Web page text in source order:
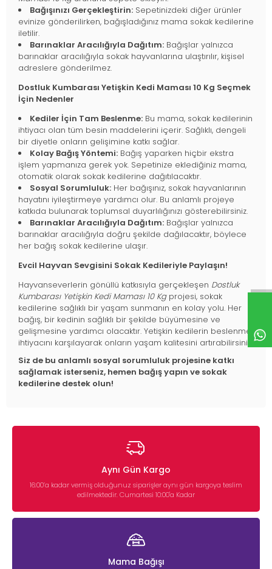
Bağışınızı Gerçekleştirin: Sepetinizdeki diğer ürünler
evinize gönderilirken, bağışladığınız mama sokak kedilerine
iletilir.
Barınaklar Aracılığıyla Dağıtım: Bağışlar yalnızca
barınaklar aracılığıyla sokak hayvanlarına ulaştırılır, kişisel
adreslere gönderilmez.
Dostluk Kumbarası Yetişkin Kedi Maması 10 Kg Seçmek
İçin Nedenler
Kediler İçin Tam Beslenme: Bu mama, sokak kedilerinin
ihtiyacı olan tüm besin maddelerini içerir. Sağlıklı, dengeli
bir diyetle onların gelişimine katkı sağlar.
Kolay Bağış Yöntemi: Bağış yaparken hiçbir ekstra
işlem yapmanıza gerek yok. Sepetinize eklediğiniz mama,
otomatik olarak sokak kedilerine dağıtılacaktır.
Sosyal Sorumluluk: Her bağışınız, sokak hayvanlarının
hayatını iyileştirmeye yardımcı olur. Bu anlamlı projeye
katkıda bulunarak toplumsal duyarlılığınızı gösterebilirsiniz.
Barınaklar Aracılığıyla Dağıtım: Bağışlar yalnızca
barınaklar aracılığıyla doğru şekilde dağılacaktır, böylece
her bağış sokak kedilerine ulaşır.
Evcil Hayvan Sevgisini Sokak Kedileriyle Paylaşın!
Hayvanseverlerin gönüllü katkısıyla gerçekleşen Dostluk
Kumbarası Yetişkin Kedi Maması 10 Kgprojesi, sokak
kedilerine sağlıklı bir yaşam sunmanın en kolay yolu. Her
bağış, bir kedinin sağlıklı bir şekilde büyümesine ve
gelişmesine yardımcı olacaktır. Yetişkin kedilerin beslenme
ihtiyacını karşılayarak onların yaşam kalitesini artırabilirsiniz.
Siz de bu anlamlı sosyal sorumluluk projesine katkı
sağlamak isterseniz, hemen bağış yapın ve sokak
kedilerine destek olun!
Aynı Gün Kargo
16:00’a kadar vermiş olduğunuz siparişler aynı gün kargoya teslim
edilmektedir. Cumartesi 10:00'a Kadar
Mama Bağışı